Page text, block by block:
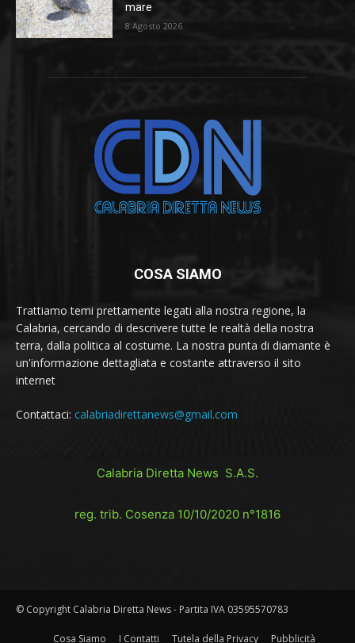
mare
8 Agosto 2026
COSA SIAMO
Trattiamo temi prettamente legati alla nostra regione, la
Calabria, cercando di descrivere tutte le realtà della nostra
terra, dalla politica al costume. La nostra punta di diamante è
un'informazione dettagliata e costante attraverso il sito
internet
Contattaci: calabriadirettanews@gmail.com
Calabria Diretta News S.A.S.
reg. trib. Cosenza 10/10/2020 n°1816
© Copyright Calabria Diretta News - Partita IVA 03595570783
Cosa Siamo I Contatti Tutela della Privacy Pubblicità